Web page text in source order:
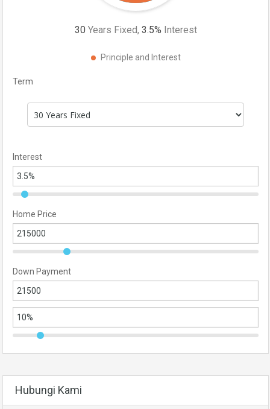
30 Years Fixed, 3.5% Interest
Principle and Interest
Term
Interest
Home Price
Down Payment
Hubungi Kami